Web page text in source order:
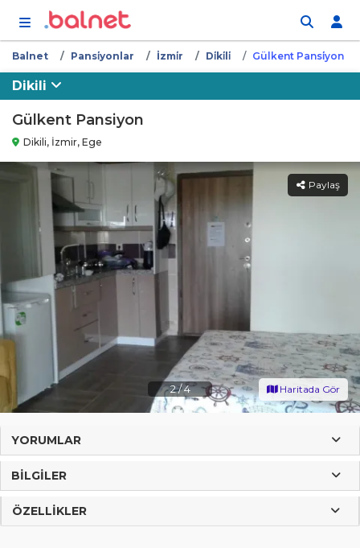
Balnet Pansi̇yonlar İzmi̇r Di̇ki̇li̇ Gülkent Pansi̇yon
Dikili
Gülkent Pansiyon
Dikili, İzmir, Ege
2/4
Paylaş
Haritada Gör
YORUMLAR
BILGILER
ÖZELLIKLER